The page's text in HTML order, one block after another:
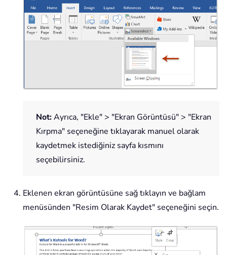
Not:Ayrıca, "Ekle" > "Ekran Görüntüsü" > "Ekran
Kırpma" seçeneğine tıklayarak manuel olarak
kaydetmek istediğiniz sayfa kısmını
seçebilirsiniz.
Eklenen ekran görüntüsüne sağ tıklayın ve bağlam
menüsünden "Resim Olarak Kaydet" seçeneğini seçin.